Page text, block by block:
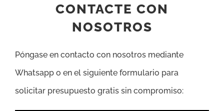
CONTACTE CON
NOSOTROS
Póngase en contacto con nosotros mediante
Whatsapp o en el siguiente formulario para
solicitar presupuesto gratis sin compromiso: